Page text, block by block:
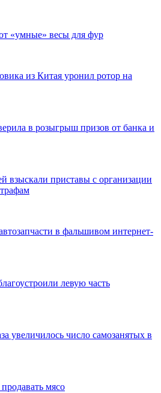
«умные» весы для фур
из Китая уронил ротор на
в розыгрыш призов от банка и
взыскали приставы с организации
в фальшивом интернет-
левую часть
увеличилось число самозанятых в
мясо